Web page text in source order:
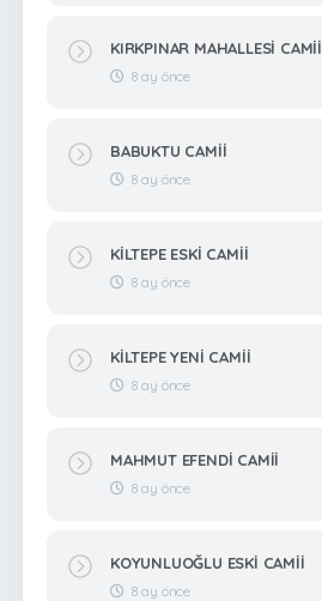
KIRKPINAR MAHALLESİ CAMİİ
8 ay önce
BABUKTU CAMİİ
8 ay önce
KİLTEPE ESKİ CAMİİ
8 ay önce
KİLTEPE YENİ CAMİİ
8 ay önce
MAHMUT EFENDİ CAMİİ
8 ay önce
KOYUNLUOĞLU ESKİ CAMİİ
8 ay önce